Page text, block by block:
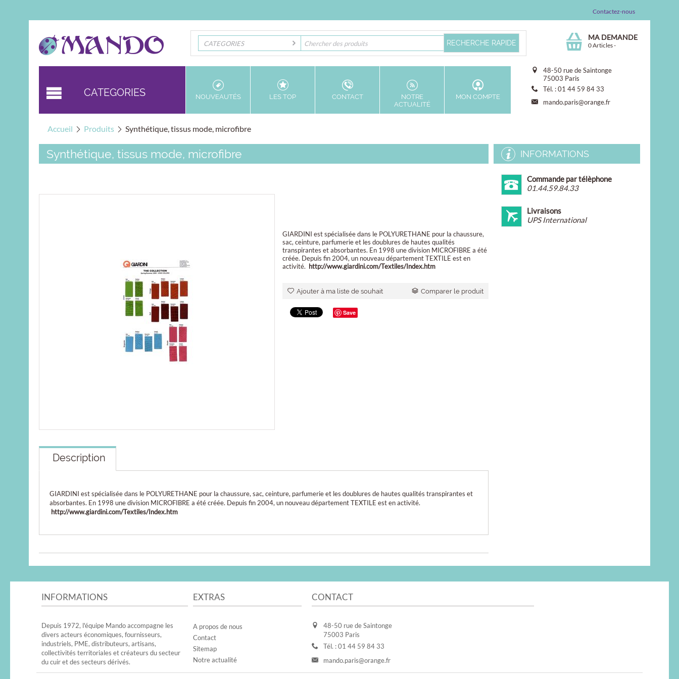
Contactez-nous
CATEGORIES
MA DEMANDE
0 Articles-
CATEGORIES NOUVEAUTÉS LES TOP CONTACT
NOTRE
ACTUALITÉ
MON COMPTE
48-50 rue de Saintonge
75003 Paris
Tél. : 01 44 59 84 33
mando.paris@orange.fr
Accueil Produits Synthétique, tissus mode, microfibre
Synthétique, tissus mode, microfibre
GIARDINI est spécialisée dans le POLYURETHANE pour la chaussure,
sac, ceinture, parfumerie et les doublures de hautes qualités
transpirantes et absorbantes. En 1998 une division MICROFIBRE a été
créée. Depuis fin 2004, un nouveau département TEXTILE est en
activité. http://www.giardini.com/Textiles/Index.htm
Ajouter à ma liste de souhait Comparer le produit
Save
Description
GIARDINI est spécialisée dans le POLYURETHANE pour la chaussure, sac, ceinture, parfumerie et les doublures de hautes qualités transpirantes et
absorbantes. En 1998 une division MICROFIBRE a été créée. Depuis fin 2004, un nouveau département TEXTILE est en activité.
http://www.giardini.com/Textiles/Index.htm
INFORMATIONS
Commande par télèphone
01.44.59.84.33
Livraisons
UPS International
INFORMATIONS
Depuis 1972, l'équipe Mando accompagne les
divers acteurs économiques, fournisseurs,
industriels, PME, distributeurs, artisans,
collectivités territoriales et créateurs du secteur
du cuir et des secteurs dérivés.
EXTRAS
A propos de nous
Contact
Sitemap
Notre actualité
CONTACT
48-50 rue de Saintonge
75003 Paris
Tél. : 01 44 59 84 33
mando.paris@orange.fr